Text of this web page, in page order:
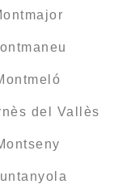
del Vallès